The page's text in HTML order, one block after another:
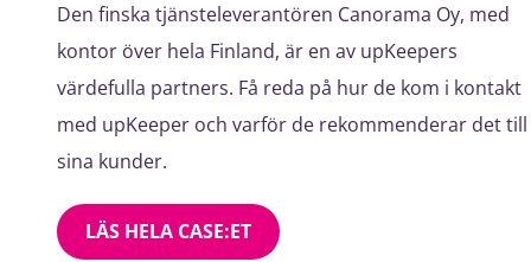
Den finska tjänsteleverantören Canorama Oy, med
kontor över hela Finland, är en av upKeepers
värdefulla partners. Få reda på hur de kom i kontakt
med upKeeper och varför de rekommenderar det till
sina kunder.
LÄS HELA CASE:ET